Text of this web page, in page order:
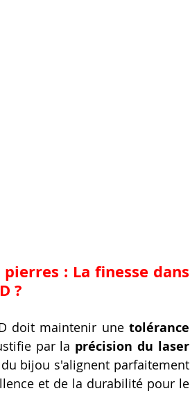
: La finesse dans
?
doit maintenir une tolérance
par la précision du laser
bijou s'alignent parfaitement
et de la durabilité pour le